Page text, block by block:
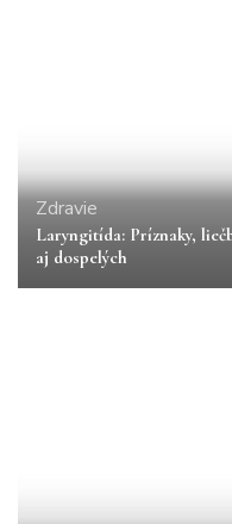
Zdravie
Laryngitída: Príznaky,
aj dospelých